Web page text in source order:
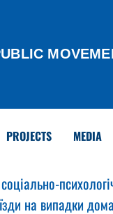
PROJECTS MEDIA
на випадки